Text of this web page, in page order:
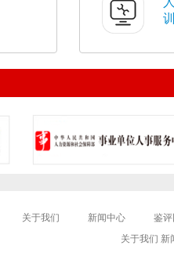
关于我们 新闻中心
鉴
关于我们 新